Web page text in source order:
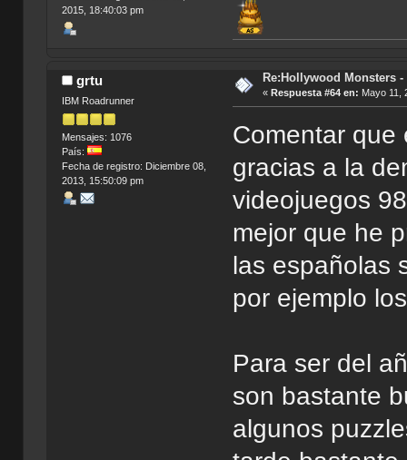
2015, 18:40:03 pm
grtu
IBM Roadrunner
Mensajes: 1076
País:
Fecha de registro: Diciembre 08,
2013, 15:50:09 pm
Re:Hollywood Monsters
« Respuesta #64 en: Mayo 11,
Comentar que
gracias a la
videojuegos
mejor que he
las españolas
por ejemplo
Para ser del
son bastante
algunos